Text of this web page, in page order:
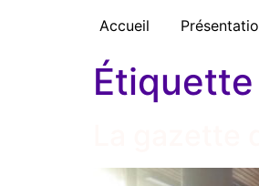
Accueil
Étiquette